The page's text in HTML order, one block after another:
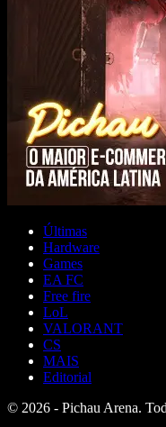
Últimas
Hardware
Games
EA FC
Free fire
LoL
VALORANT
CS
MAIS
Editorial
© 2026 - Pichau Arena.